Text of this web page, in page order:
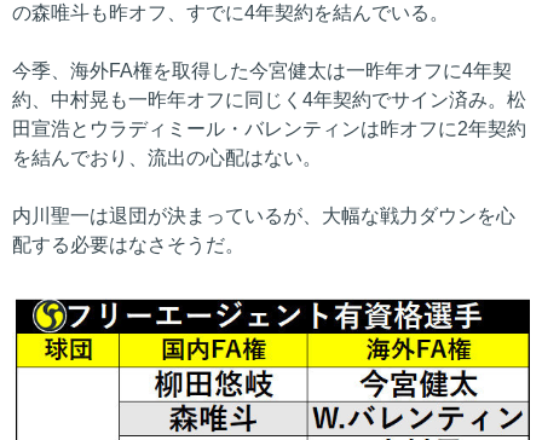
の森唯斗も昨オフ、すでに4年契約を結んでいる。
今季、海外FA権を取得した今宮健太は一昨年オフに4年契
約、中村晃も一昨年オフに同じく4年契約でサイン済み。松
田宣浩とウラディミール・バレンティンは昨オフに2年契約
を結んでおり、流出の心配はない。
内川聖一は退団が決まっているが、大幅な戦力ダウンを心
配する必要はなさそうだ。